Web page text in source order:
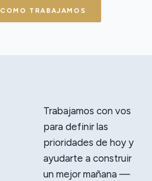
TRABAJAMOS
Trabajamos con vos
para definir las
prioridades de hoy y
ayudarte a construir
un mejor mañana —